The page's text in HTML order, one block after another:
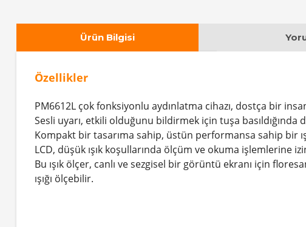
Ürün Bilgisi
Özellikler
PM6612L çok fonksiyonlu aydınlatma cihazı, dostça bir
Sesli uyarı, etkili olduğunu bildirmek için tuşa basıldığında
Kompakt bir tasarıma sahip, üstün performansa sahip bir
LCD, düşük ışık koşullarında ölçüm ve okuma işlemlerine
Bu ışık ölçer, canlı ve sezgisel bir görüntü ekranı için
ışığı ölçebilir.